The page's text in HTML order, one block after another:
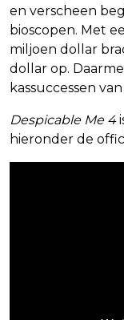
en verscheen
bioscopen. Met
miljoen dollar
dollar op.
kassuccessen
Despicable Me 4
hieronder de